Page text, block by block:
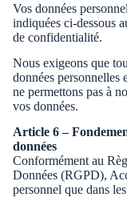
Vos données
indiquées ci-dessous
de confidentialité.
Nous exigeons que
données
ne permettons pas à
vos données.
Article 6 –
données
Conformément au
Données (RGPD),
personnel que dans